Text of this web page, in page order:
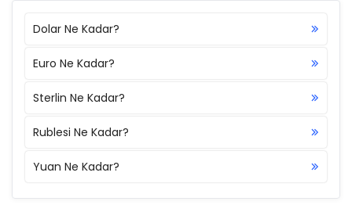
Dolar Ne Kadar?
Euro Ne Kadar?
Sterlin Ne Kadar?
Rublesi Ne Kadar?
Yuan Ne Kadar?